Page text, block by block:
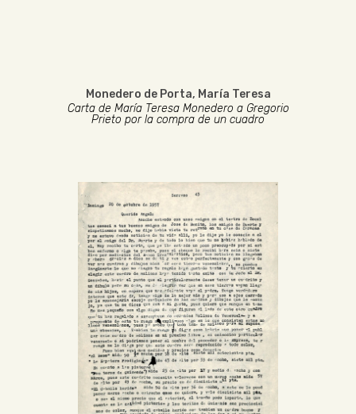
Monedero de Porta, María Teresa
Carta de María Teresa Monedero a Gregorio
Prieto por la compra de un cuadro